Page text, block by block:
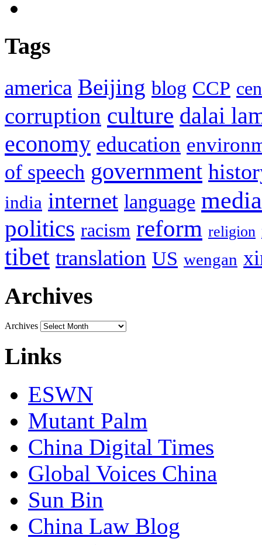
Tags
america Beijing blog CCP
corruption culture dalai
economy education
of speech government
india internet language media
politics racism reform religion
tibet translation US wengan
Archives
Archives
Links
ESWN
Mutant Palm
China Digital Times
Global Voices China
Sun Bin
China Law Blog